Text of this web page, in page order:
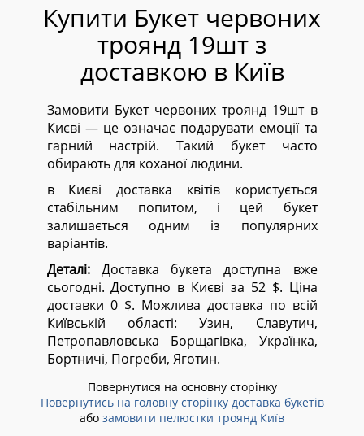
Купити Букет червоних
троянд 19шт з
доставкою в Київ
Замовити Букет червоних троянд 19шт в
Києві — це означає подарувати емоції та
гарний настрій. Такий букет часто
обирають для коханої людини.
в Києві доставка квітів користується
стабільним попитом, і цей букет
залишається одним із популярних
варіантів.
Деталі:Доставка букета доступна вже
сьогодні. Доступно в Києві за 52 $. Ціна
доставки 0 $. Можлива доставка по всій
Київській області:Узин, Славутич,
Петропавловська Борщагівка, Українка,
Бортничі, Погреби, Яготин.
Повернутися на основну сторінку
Повернутись на головну сторінку доставка букетів
або замовити пелюстки троянд Київ